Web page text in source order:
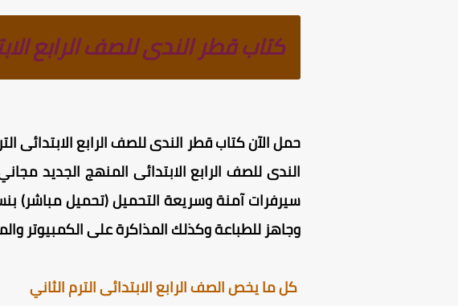
كتاب قطر الندى للصف الرابع
حمل الآنكتاب قطر الندى للصف الرابع الابتدائى
وجاهز للطباعة وكذلك المذاكرة على الكمبيوتر
كل ما يخص الصف الرابع الابتدائى الترم الثاني